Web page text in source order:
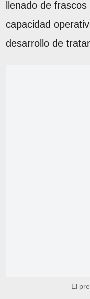
llenado de
capacidad
desarrollo de
El